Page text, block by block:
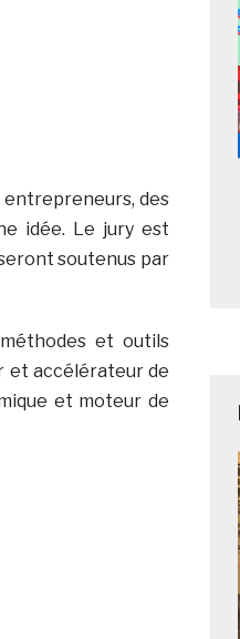
entrepreneurs, des
idée. Le jury est
soutenus par
et outils
et accélérateur de
et moteur de